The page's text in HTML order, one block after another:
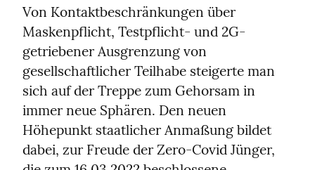
Von Kontaktbeschränkungen über
Maskenpflicht, Testpflicht- und 2G-
getriebener Ausgrenzung von
gesellschaftlicher Teilhabe steigerte man
sich auf der Treppe zum Gehorsam in
immer neue Sphären. Den neuen
Höhepunkt staatlicher Anmaßung bildet
dabei, zur Freude der Zero-Covid Jünger,